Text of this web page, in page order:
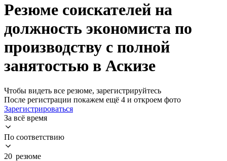
Резюме соискателей на
должность экономиста по
производству с полной
занятостью в Аскизе
Чтобы видеть все резюме, зарегистрируйтесь
После регистрации покажем ещё 4 и откроем фото
Зарегистрироваться
За всё время
По соответствию
20 резюме